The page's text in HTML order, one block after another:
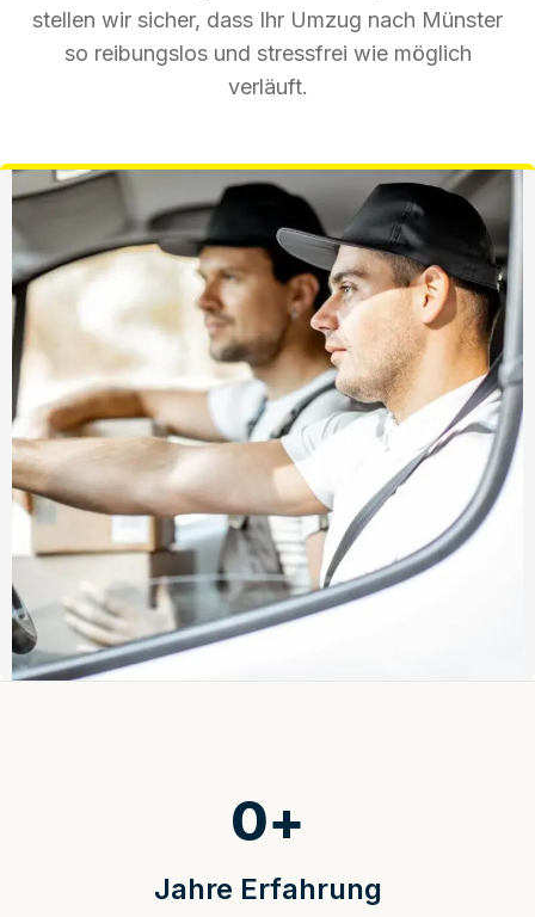
stellen wir sicher, dass Ihr Umzug nach Münster
so reibungslos und stressfrei wie möglich
verläuft.
Jahre Erfahrung
0+